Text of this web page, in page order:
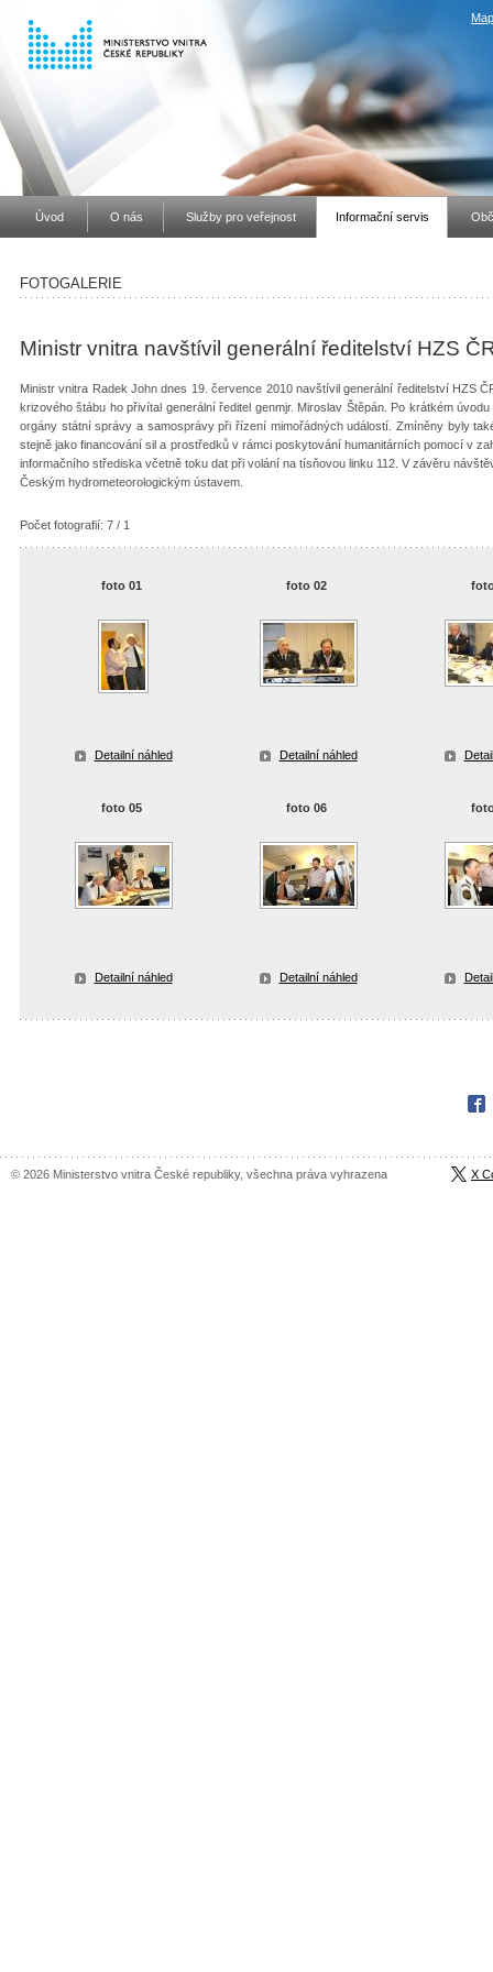
Úvod O nás Služby pro veřejnost Informační servis
FOTOGALERIE
Ministr vnitra navštívil generální ředitelství HZS
Ministr vnitra Radek John dnes 19. července 2010 navštívil generální ředitelství HZS
krizového štábu ho přivítal generální ředitel genmjr. Miroslav Štěpán. Po krátkém
orgány státní správy a samosprávy při řízení mimořádných událostí. Zmíněny byly
stejně jako financování sil a prostředků v rámci poskytování humanitárních pomocí v
informačního střediska včetně toku dat při volání na tísňovou linku 112. V závěru
Českým hydrometeorologickým ústavem.
Počet fotografií: 7 / 1
foto 01
Detailní náhled
foto 02
Detailní náhled
foto 05
Detailní náhled
foto 06
Detailní náhled
© 2026 Ministerstvo vnitra České republiky, všechna práva vyhrazena X